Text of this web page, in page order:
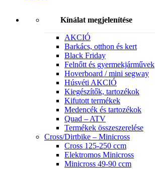
Kínálat megjelenítése
AKCIÓ
Barkács, otthon és kert
Black Friday
Felnőtt és gyermekjárművek
Hoverboard / mini segway
Húsvéti AKCIÓ
Kiegészítők, tartozékok
Kifutott termékek
Medencék és tartozékok
Quad – ATV
Termékek összeszerelése
Cross/Dirtbike – Minicross
Cross 125-250 ccm
Elektromos Minicross
Minicross 49-90 ccm